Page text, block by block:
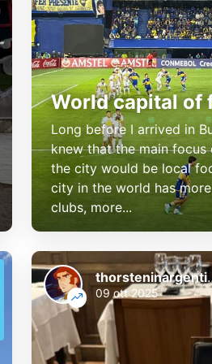
World capital of
Long before I arrived in
knew that the main
the city would be local
city in the world has
clubs, more...
09 ott 2025